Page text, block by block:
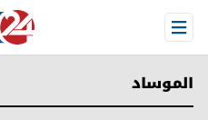
Open Menu
الموساد